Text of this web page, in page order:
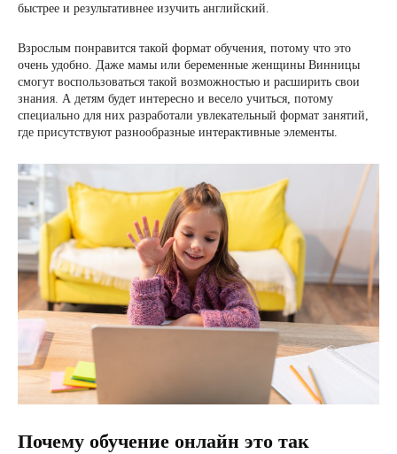
быстрее и результативнее изучить английский.
Взрослым понравится такой формат обучения, потому что это
очень удобно. Даже мамы или беременные женщины Винницы
смогут воспользоваться такой возможностью и расширить свои
знания. А детям будет интересно и весело учиться, потому
специально для них разработали увлекательный формат занятий,
где присутствуют разнообразные интерактивные элементы.
Почему обучение онлайн это так